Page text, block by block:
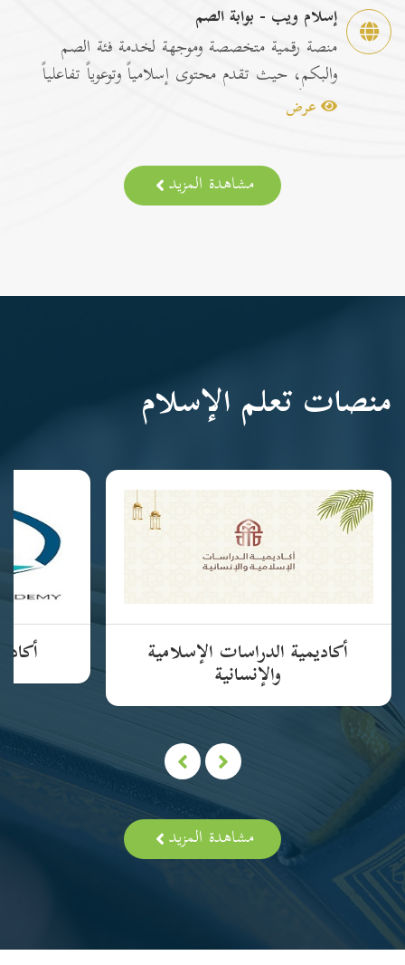
إسلام ويب - بوابة الصم
منصة رقمية متخصصة وموجهة لخدمة فئة الصم
والبكم، حيث تقدم محتوى إسلامياً وتوعوياً تفاعلياً
مترجماً با...
عرض
مشاهدة المزيد
منصات تعلم الإسلام
أكاديمية الدراسات الإسلامية
والإنسانية
مشاهدة المزيد